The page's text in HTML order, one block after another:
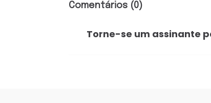
Comentários (0)
Torne-se um assinante